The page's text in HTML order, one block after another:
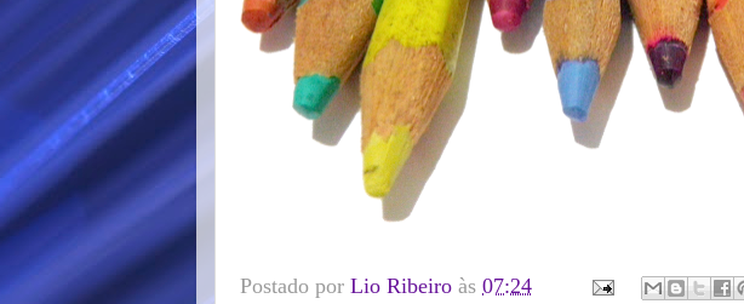
Postado por Lio Ribeiro às 07:24